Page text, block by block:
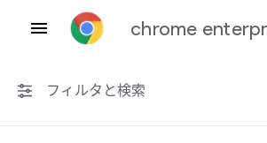
chrome
フィルタと検索